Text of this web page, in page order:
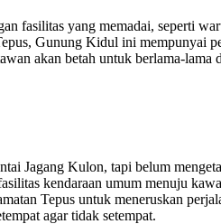
fasilitas yang memadai, seperti
Gunung Kidul ini mempunyai
akan betah untuk berlama-
Jagang Kulon, tapi belum
kendaraan umum menuju
Tepus untuk meneruskan
agar tidak setempat.